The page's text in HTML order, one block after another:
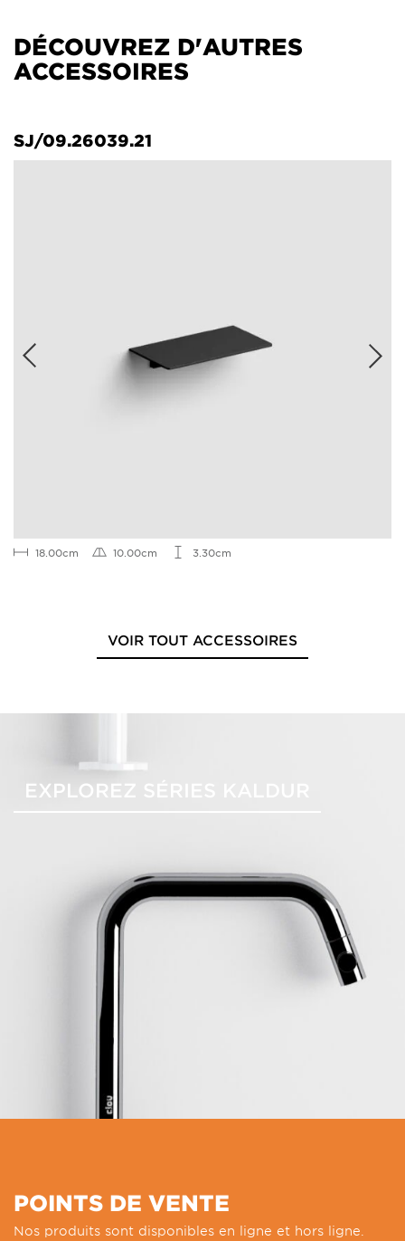
DÉCOUVREZ D'AUTRES
ACCESSOIRES
SJ/09.26039.21
18.00cm 10.00cm 3.30cm
VOIR TOUT ACCESSOIRES
EXPLOREZ SÉRIES KALDUR
POINTS DE VENTE
Nos produits sont disponibles en ligne et hors ligne.